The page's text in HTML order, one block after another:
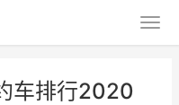
车排行2020